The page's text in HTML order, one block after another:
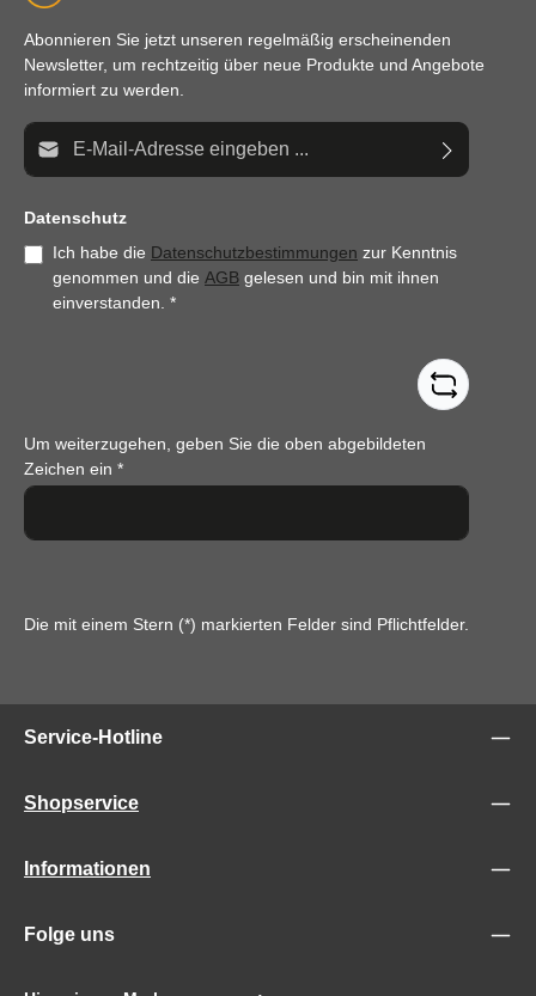
Abonnieren Sie jetzt unseren regelmäßig erscheinenden
Newsletter, um rechtzeitig über neue Produkte und Angebote
informiert zu werden.
E-Mail-Adresse*
Datenschutz
Ich habe die Datenschutzbestimmungen zur Kenntnis
genommen und die AGB gelesen und bin mit ihnen
einverstanden. *
Um weiterzugehen, geben Sie die oben abgebildeten
Zeichen ein *
Die mit einem Stern (*) markierten Felder sind Pflichtfelder.
Service-Hotline
Shopservice
Informationen
Folge uns